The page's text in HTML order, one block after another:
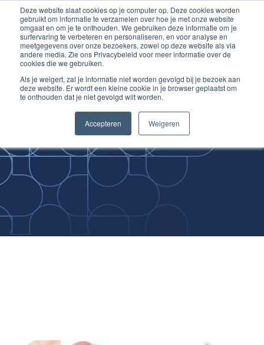
Deze website slaat cookies op je computer op. Deze cookies worden
gebruikt om informatie te verzamelen over hoe je met onze website
omgaat en om je te onthouden. We gebruiken deze informatie om je
surfervaring te verbeteren en personaliseren, en voor analyse en
meetgegevens over onze bezoekers, zowel op deze website als via
andere media. Zie ons Privacybeleid voor meer informatie over de
cookies die we gebruiken.
Als je weigert, zal je informatie niet worden gevolgd bij je bezoek aan
deze website. Er wordt een kleine cookie in je browser geplaatst om
te onthouden dat je niet gevolgd wilt worden.
Accepteren Weigeren
Inloggen account
Ga
naar
de
inhoud
Improving
Medical Skills